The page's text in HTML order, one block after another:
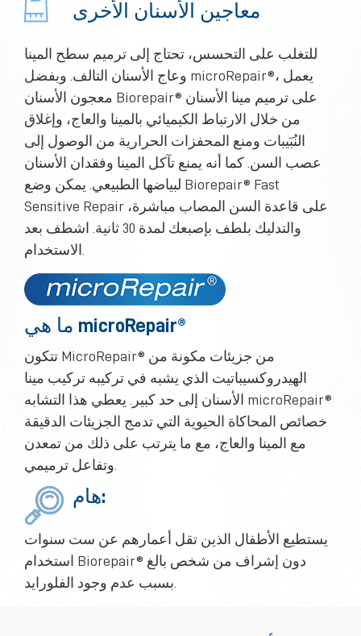
معاجين الأسنان الأخرى
للتغلب على التحسس، تحتاج إلى ترميم سطح المينا
وعاج الأسنان التالف. وبفضل microRepair®، يعمل
معجون الأسنان Biorepair® على ترميم مينا الأسنان
من خلال الارتباط الكيميائي بالمينا والعاج، وإغلاق
النُبَيبات ومنع المحفزات الحرارية من الوصول إلى
عصب السن. كما أنه يمنع تآكل المينا وفقدان الأسنان
لبياضها الطبيعي. يمكن وضع Biorepair® Fast
Sensitive Repair على قاعدة السن المصاب مباشرة،
والتدليك بلطف بإصبعك لمدة 30 ثانية. اشطف بعد
ما هي microRepair®
تتكون MicroRepair® من جزيئات مكونة من
الهيدروكسيباتيت الذي يشبه في تركيبه تركيب مينا
الأسنان إلى حد كبير. يعطي هذا التشابه microRepair®
خصائص المحاكاة الحيوية التي تدمج الجزيئات الدقيقة
مع المينا والعاج، مع ما يترتب على ذلك من تمعدن
هام:
يستطيع الأطفال الذين تقل أعمارهم عن ست سنوات
استخدام Biorepair® دون إشراف من شخص بالغ